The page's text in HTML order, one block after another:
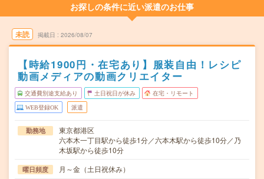
お探しの条件に近い派遣のお仕事
未読 掲載日 2026/08/07
【時給1900円・在宅あり】服装自由！レシピ
動画メディアの動画クリエイター
交通費別途支給あり 土日祝日が休み 在宅・リモート
WEB登録OK 派遣
勤務地
東京都港区
六本木一丁目駅から徒歩1分／六本木駅から徒歩10分／乃
木坂駅から徒歩10分
曜日頻度 月～金（土日祝休み）